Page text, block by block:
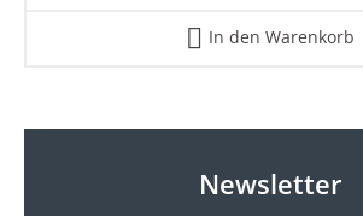
In den Warenkorb
Newsletter